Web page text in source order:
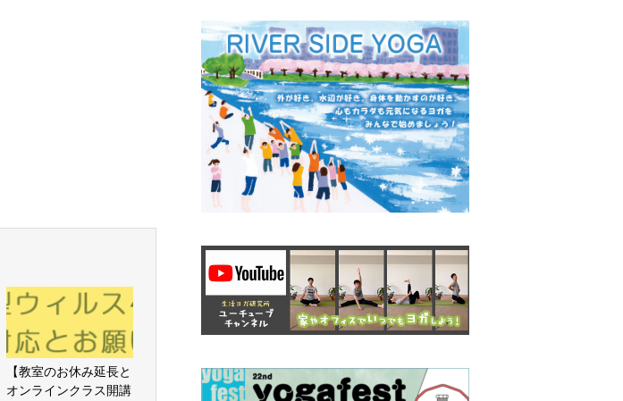
【教室のお休み延長と
オンラインクラス開講